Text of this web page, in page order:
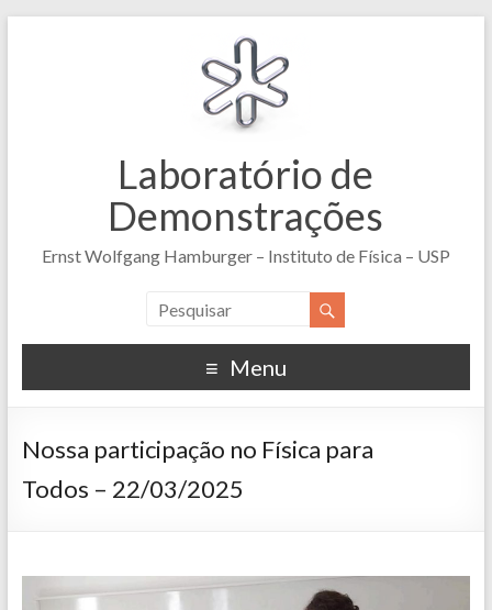
Laboratório de
Demonstrações
Ernst Wolfgang Hamburger – Instituto de Física – USP
Menu
Nossa participação no Física para
Todos – 22/03/2025